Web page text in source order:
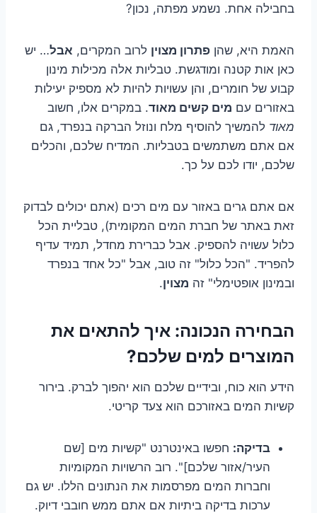
בחבילה אחת. נשמע מפתה, נכון?
האמת היא, שהן פתרון מצוין לרוב המקרים, אבל… יש
כאן אות קטנה ומודגשת. טבליות אלה מכילות מינון
קבוע של חומרים, והן עשויות להיות לא מספיק יעילות
באזורים עם מים קשים מאוד. במקרים אלו, חשוב
מאוד להמשיך להוסיף מלח ונוזל הברקה בנפרד, גם
אם אתם משתמשים בטבליות. המדיח שלכם, והכלים
שלכם, יודו לכם על כך.
אם אתם גרים באזור עם מים רכים (אתם יכולים לבדוק
זאת באתר של חברת המים המקומית), טבליית הכל
כלול עשויה להספיק. אבל כברירת מחדל, תמיד עדיף
להפריד. "הכל כלול" זה טוב, אבל "כל אחד בנפרד
ובמינון אופטימלי" זה מצוין.
הבחירה הנכונה: איך להתאים את
המוצרים למים שלכם?
הידע הוא כוח, ובידיים שלכם הוא יהפוך לברק. בירור
קשיות המים באזורכם הוא צעד קריטי.
בדיקה: חפשו באינטרנט "קשיות מים [שם
העיר/אזור שלכם]". רוב הרשויות המקומיות
וחברות המים מפרסמות את הנתונים הללו. יש גם
ערכות בדיקה ביתיות אם אתם ממש חובבי דיוק.